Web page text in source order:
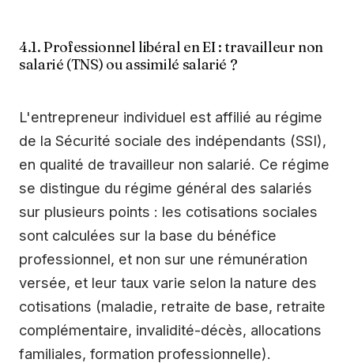
4.1. Professionnel libéral en EI : travailleur non
salarié (TNS) ou assimilé salarié ?
L'entrepreneur individuel est affilié au régime
de la Sécurité sociale des indépendants (SSI),
en qualité de travailleur non salarié. Ce régime
se distingue du régime général des salariés
sur plusieurs points : les cotisations sociales
sont calculées sur la base du bénéfice
professionnel, et non sur une rémunération
versée, et leur taux varie selon la nature des
cotisations (maladie, retraite de base, retraite
complémentaire, invalidité-décès, allocations
familiales, formation professionnelle).